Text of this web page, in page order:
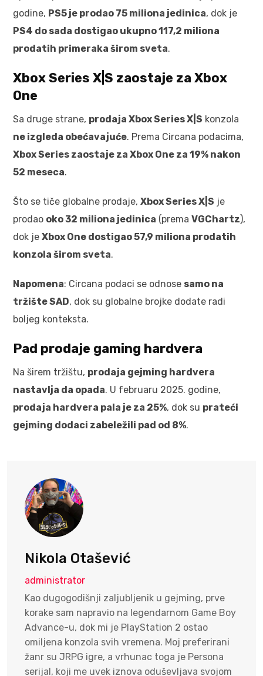
godine, PS5 je prodao 75 miliona jedinica, dok je
PS4 do sada dostigao ukupno 117,2 miliona
prodatih primeraka širom sveta.
Xbox Series X|S zaostaje za Xbox
One
Sa druge strane, prodaja Xbox Series X|S konzola
ne izgleda obećavajuće. Prema Circana podacima,
Xbox Series zaostaje za Xbox One za 19% nakon
52 meseca.
Što se tiče globalne prodaje, Xbox Series X|S je
prodao oko 32 miliona jedinica (prema VGChartz),
dok je Xbox One dostigao 57,9 miliona prodatih
konzola širom sveta.
Napomena: Circana podaci se odnose samo na
tržište SAD, dok su globalne brojke dodate radi
boljeg konteksta.
Pad prodaje gaming hardvera
Na širem tržištu, prodaja gejming hardvera
nastavlja da opada. U februaru 2025. godine,
prodaja hardvera pala je za 25%, dok su prateći
gejming dodaci zabeležili pad od 8%.
Nikola Otašević
administrator
Kao dugogodišnji zaljubljenik u gejming, prve
korake sam napravio na legendarnom Game Boy
Advance-u, dok mi je PlayStation 2 ostao
omiljena konzola svih vremena. Moj preferirani
žanr su JRPG igre, a vrhunac toga je Persona
serijal, koji me uvek iznova oduševljava svojom